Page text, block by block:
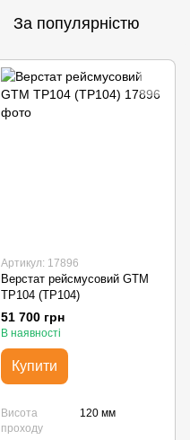
За популярністю
Артикул: 17896
Верстат рейсмусовий GTM
TP104 (TP104)
51 700 грн
В наявності
Купити
Висота
проходу
120 мм